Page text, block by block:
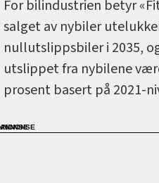
For bilindustrien betyr
salget av nybiler
nullutslippsbiler i 2035,
utslippet fra nybilene
prosent basert på 2021-